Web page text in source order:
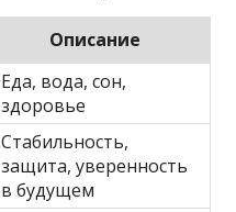
Описание
Еда, вода, сон,
здоровье
Стабильность,
защита, уверенность
в будущем